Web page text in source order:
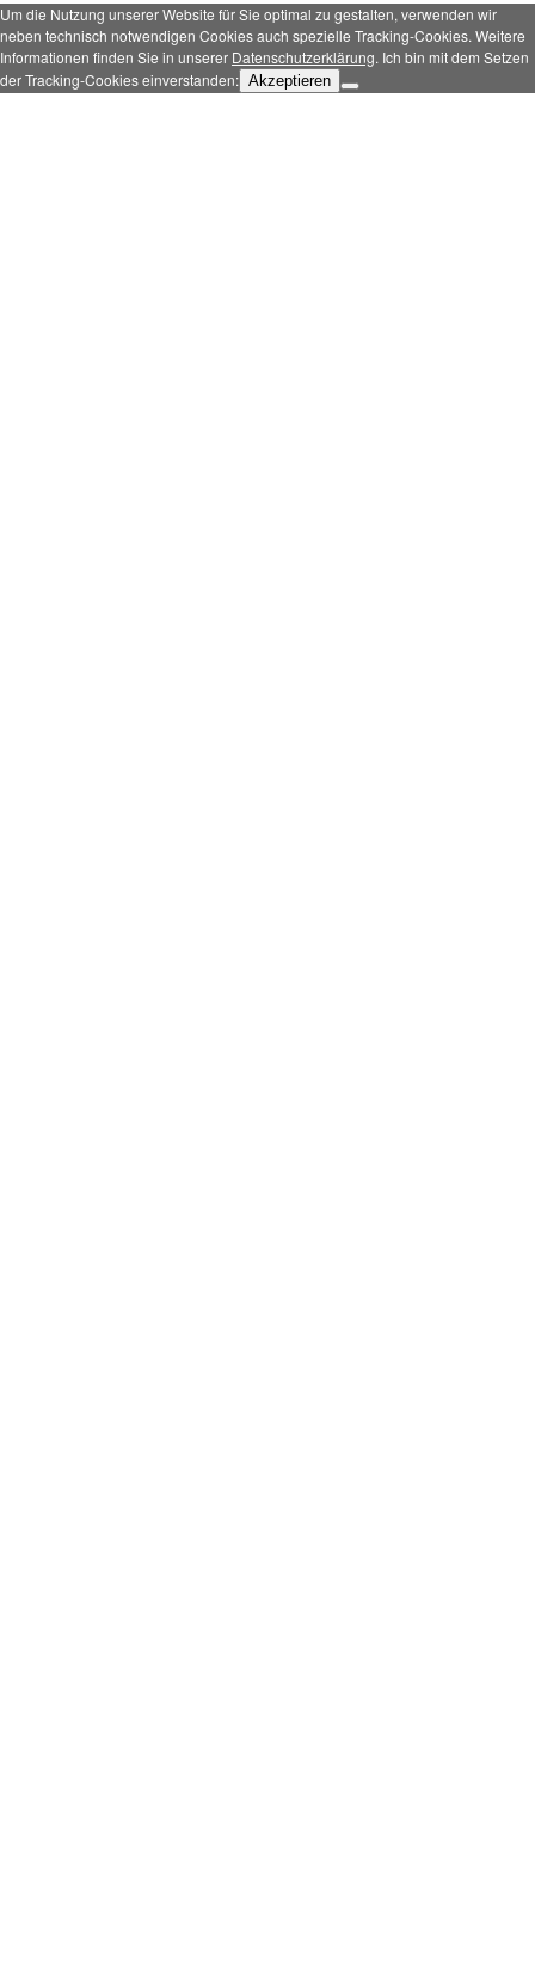
Um die Nutzung unserer Website für Sie optimal zu gestalten, verwenden wir
neben technisch notwendigen Cookies auch spezielle Tracking-Cookies. Weitere
Informationen finden Sie in unserer Datenschutzerklärung. Ich bin mit dem Setzen
der Tracking-Cookies einverstanden: Akzeptieren